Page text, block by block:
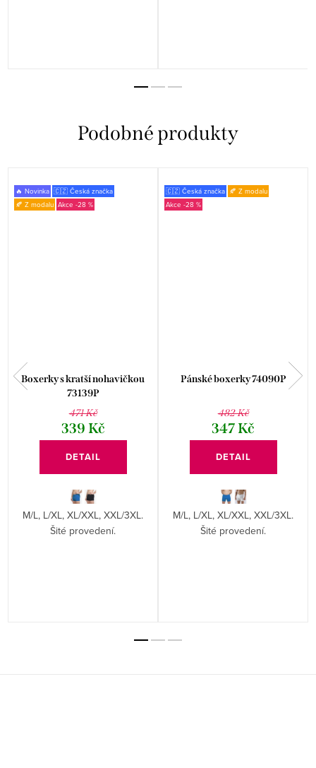
🔥 Novinka 🇨🇿 Česká značka
🍂 Z modalu
-28 %
Boxerky s kratší nohavičkou
73139P
471 Kč
339 Kč
DETAIL
M/L, L/XL, XL/XXL, XXL/3XL.
Šité provedení.
🇨🇿 Česká značka 🍂 Z modalu
-28 %
Pánské boxerky 74090P
482 Kč
347 Kč
DETAIL
M/L, L/XL, XL/XXL, XXL/3XL.
Šité provedení.